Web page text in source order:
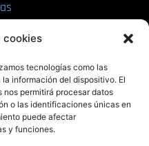
cookies
tecnologías como las
información del dispositivo. El
permitirá procesar datos
o las identificaciones únicas en
puede afectar
y funciones.